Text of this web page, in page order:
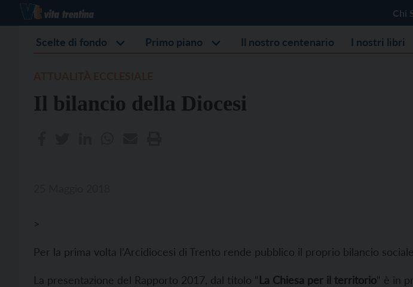
Chi
Scelte di fondo Primo piano Il nostro centenario I nostri libri
Il bilancio della Diocesi
>
Per la prima volta l’Arcidiocesi di Trento rende pubblico il proprio bilancio
La presentazione del Rapporto 2017, dal titolo “La Chiesa per il territorio” è in